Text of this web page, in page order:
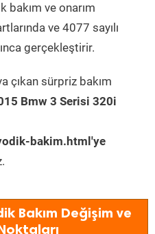
bakım ve onarım
ve 4077 sayılı
gerçekleştirir.
çıkan sürpriz bakım
Bmw 3 Serisi 320i
bakim.html'ye
Bakım Değişim ve